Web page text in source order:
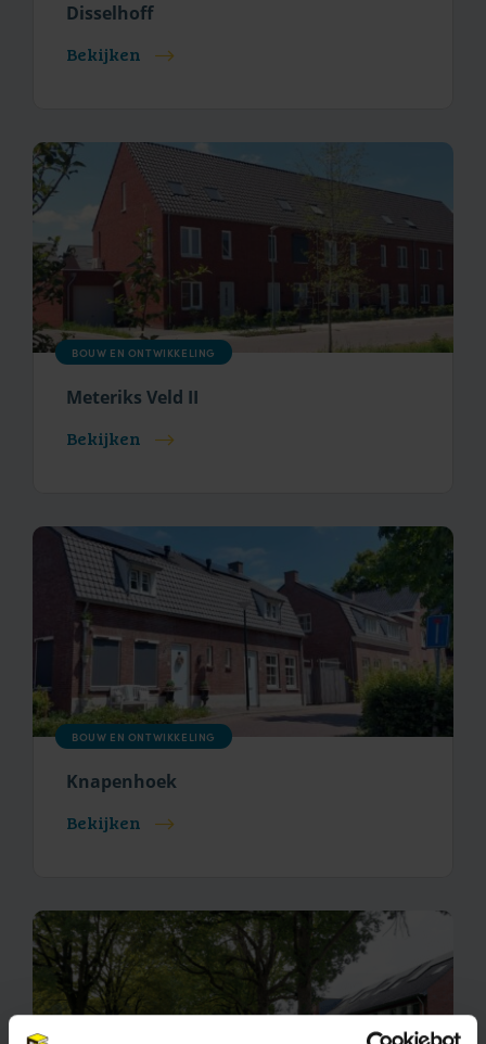
Disselhoff
Bekijken
BOUW EN ONTWIKKELING
Meteriks Veld II
Bekijken
BOUW EN ONTWIKKELING
Knapenhoek
Bekijken